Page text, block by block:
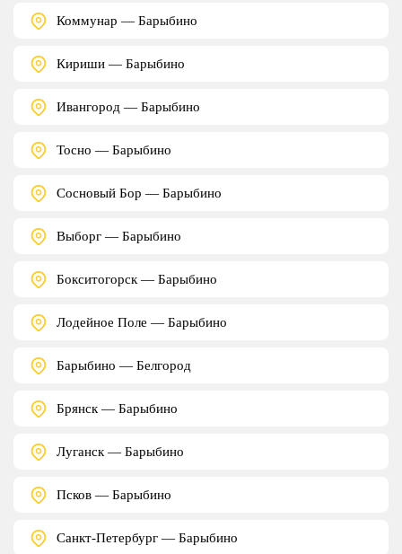
Коммунар — Барыбино
Кириши — Барыбино
Ивангород — Барыбино
Тосно — Барыбино
Сосновый Бор — Барыбино
Выборг — Барыбино
Бокситогорск — Барыбино
Лодейное Поле — Барыбино
Барыбино — Белгород
Брянск — Барыбино
Луганск — Барыбино
Псков — Барыбино
Санкт-Петербург — Барыбино